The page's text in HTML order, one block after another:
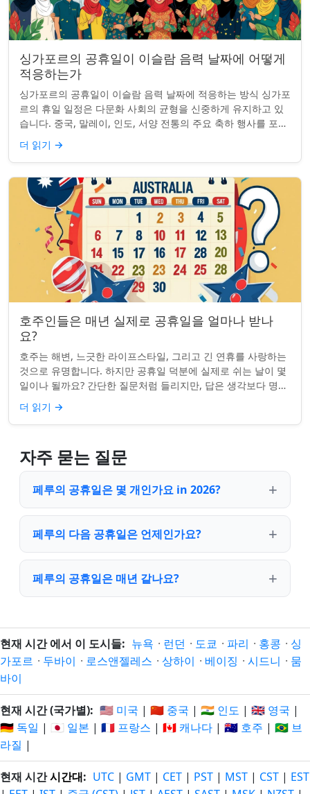
싱가포르의 공휴일이 이슬람 음력 날짜에 어떻게
적응하는가
싱가포르의 공휴일이 이슬람 음력 날짜에 적응하는 방식 싱가포
르의 휴일 일정은 다문화 사회의 균형을 신중하게 유지하고 있
습니다. 중국, 말레이, 인도, 서양 전통의 주요 축하 행사를 포함
하여, 나라의 다양성을 반영합니...
더 읽기 →
호주인들은 매년 실제로 공휴일을 얼마나 받나
요?
호주는 해변, 느긋한 라이프스타일, 그리고 긴 연휴를 사랑하는
것으로 유명합니다. 하지만 공휴일 덕분에 실제로 쉬는 날이 몇
일이나 될까요? 간단한 질문처럼 들리지만, 답은 생각보다 명확
하지 않을 수 있습니다. 거주...
더 읽기 →
자주 묻는 질문
페루의 공휴일은 몇 개인가요 in 2026?
페루의 다음 공휴일은 언제인가요?
페루의 공휴일은 매년 같나요?
현재 시간 에서 이 도시들: 뉴욕 · 런던 · 도쿄 · 파리 · 홍콩 · 싱
가포르 · 두바이 · 로스앤젤레스 · 상하이 · 베이징 · 시드니 · 뭄
바이
현재 시간 (국가별): 🇺🇸 미국 | 🇨🇳 중국 | 🇮🇳 인도 | 🇬🇧 영국 |
🇩🇪 독일 | 🇯🇵 일본 | 🇫🇷 프랑스 | 🇨🇦 캐나다 | 🇦🇺 호주 | 🇧🇷 브
라질 |
현재 시간시간대: UTC | GMT | CET | PST | MST | CST | EST